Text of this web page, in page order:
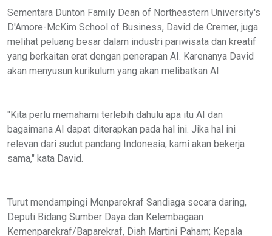
Sementara Dunton Family Dean of Northeastern University's
D'Amore-McKim School of Business, David de Cremer, juga
melihat peluang besar dalam industri pariwisata dan kreatif
yang berkaitan erat dengan penerapan AI. Karenanya David
akan menyusun kurikulum yang akan melibatkan AI.
"Kita perlu memahami terlebih dahulu apa itu AI dan
bagaimana AI dapat diterapkan pada hal ini. Jika hal ini
relevan dari sudut pandang Indonesia, kami akan bekerja
sama," kata David.
Turut mendampingi Menparekraf Sandiaga secara daring,
Deputi Bidang Sumber Daya dan Kelembagaan
Kemenparekraf/Baparekraf, Diah Martini Paham; Kepala